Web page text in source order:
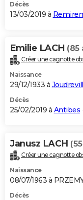
Décès
13/03/2019 à
Emilie LACH (85
Créer une cagnotte
Naissance
29/12/1933 à
Décès
25/02/2019 à Antibes
Janusz LACH
Créer une cagnotte
Naissance
08/07/1963 à
Décès